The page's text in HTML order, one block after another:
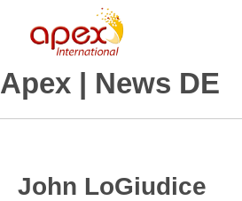
Apex | News DE
John LoGiudice